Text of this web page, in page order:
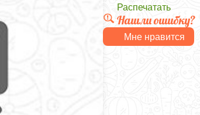
Распечатать
Нашли ошибку?
Мне нравится